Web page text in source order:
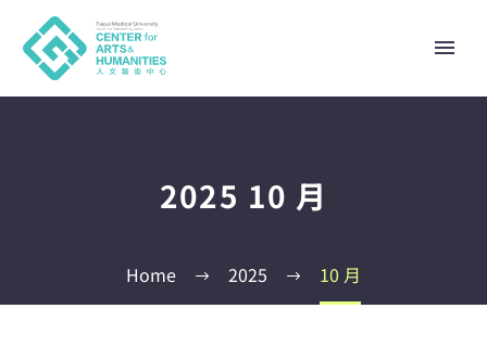
2025 10 月
Home 2025 10 月